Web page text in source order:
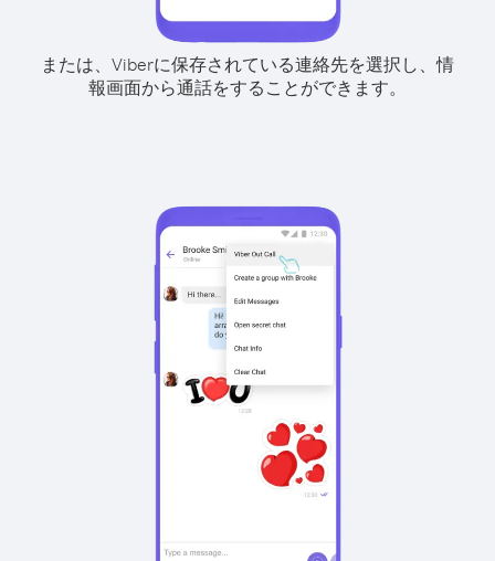
または、Viberに保存されている連絡先を選択し、情
報画面から通話をすることができます。